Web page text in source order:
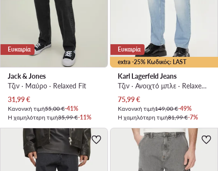
Ευκαιρία
Jack & Jones
Τζιν · Μαύρο · Relaxed Fit
Τρέχουσα τιμή
31,99€
Κανονική τιμή55,00 €-41%
Η χαμηλότερη τιμή35,99 €-11%
extra -25% Κωδικός: LAST
Ευκαιρία
Karl Lagerfeld Jeans
Τζιν · Ανοιχτό μπλε · Relaxed Fit
Τρέχουσα τιμή
75,99€
Κανονική τιμή149,00 €-49%
Η χαμηλότερη τιμή81,99 €-7%